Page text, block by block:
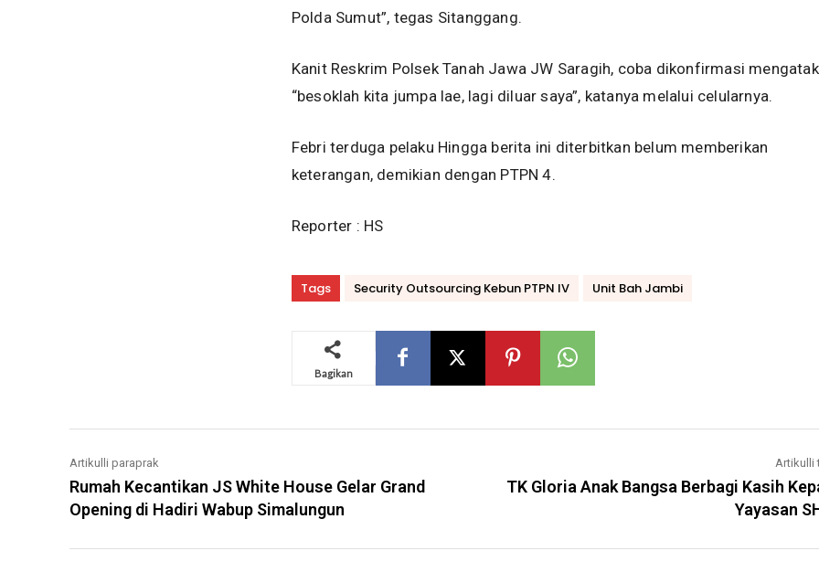
Polda Sumut”, tegas Sitanggang.
Kanit Reskrim Polsek Tanah Jawa JW Saragih, coba dikonfirmasi
“besoklah kita jumpa lae, lagi diluar saya”, katanya melalui celularnya.
Febri terduga pelaku Hingga berita ini diterbitkan belum memberikan
keterangan, demikian dengan PTPN 4.
Reporter : HS
Tags Security Outsourcing Kebun PTPN IV Unit Bah Jambi
Bagikan
Artikulli paraprak
Rumah Kecantikan JS White House Gelar Grand
Opening di Hadiri Wabup Simalungun
Artikulli
TK Gloria Anak Bangsa Berbagi Kasih
Yayasan